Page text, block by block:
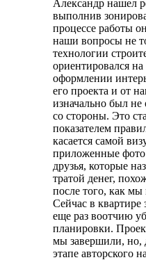
Александр нашел
выполнив
процессе работы
наши вопросы не
технологии
ориентировался
оформлении
его проекта и от
изначально был не
со стороны. Это
показателем
касается самой
приложенные фото
друзья, которые
тратой денег,
после того, как
Сейчас в квартире
еще раз воотчию
планировки.
мы завершили, но,
этапе авторского